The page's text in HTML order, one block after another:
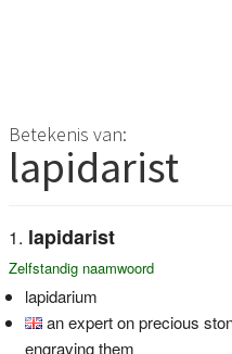
Betekenis van:
lapidarist
lapidarist
Zelfstandig naamwoord
lapidarium
an expert on precious
engraving them